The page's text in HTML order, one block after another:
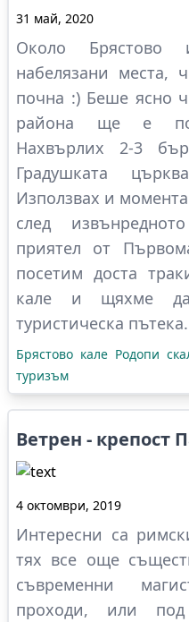
31 май, 2020
Около Брястово
набелязани места,
почна :) Беше ясно
района ще е по-
Нахвърлих 2-3
Градушката
Използвах и
след
приятел от
посетим доста
кале и щяхме
туристическа пътека.
Брястово кале Родопи
туризъм
Ветрен - крепост
4 октомври, 2019
Интересни са
тях все още
съвременни
проходи, или